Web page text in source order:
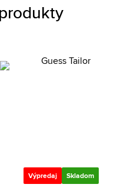
Výpredaj Skladom